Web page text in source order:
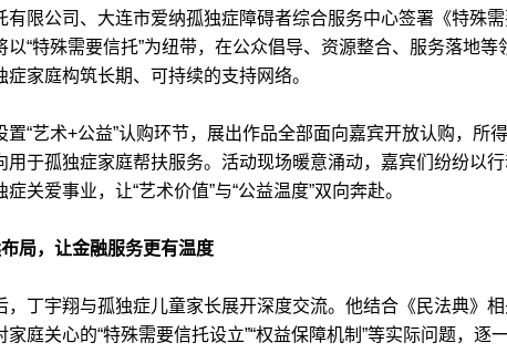
有限公司、大连市爱纳孤独症障碍者综合服务中心签署《特殊
以“特殊需要信托”为纽带，在公众倡导、资源整合、服务落地等
家庭构筑长期、可持续的支持网络。
艺术+公益”认购环节，展出作品全部面向嘉宾开放认购，所
用于孤独症家庭帮扶服务。活动现场暖意涌动，嘉宾们纷纷以
关爱事业，让“艺术价值”与“公益温度”双向奔赴。
，让金融服务更有温度
宇翔与孤独症儿童家长展开深度交流。他结合《民法典》相
庭关心的“特殊需要信托设立”“权益保障机制”等实际问题，逐